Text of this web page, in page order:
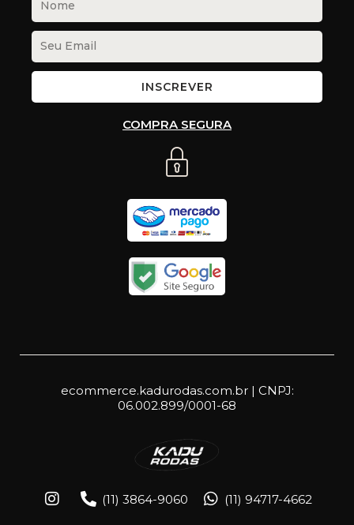
INSCREVER
COMPRA SEGURA
ecommerce.kadurodas.com.br | CNPJ:
06.002.899/0001-68
(11) 3864-9060 (11) 94717-4662